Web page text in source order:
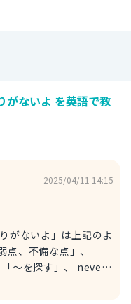
がないよ を英語で教
2025/04/11 14:15
がないよ」は上記のよ
～を探す」、 never